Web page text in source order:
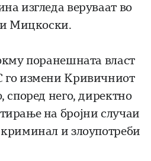
изгледа веруваат во
Мицкоски.
поранешната власт
го измени Кривичниот
според него, директно
на бројни случаи
и злоупотреби